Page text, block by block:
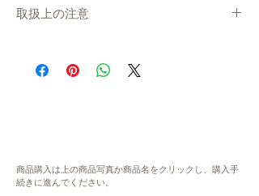
す。
通常よりもお時間をいただく場合がございま
内容
取扱上の注意
システムの都合上、在庫数更新が間に合わ
ず、ご注文いただいた後に商品が欠品・在庫
い。大変ご不便をお掛けいたしますが、何卒
ご理解・ご協力賜りますよう、よろしくお願
商品購入は上の商品写真か商品名をクリックし、購入手
続きに進んでください。